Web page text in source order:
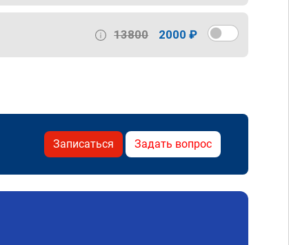
13800 2000 ₽
Записаться Задать вопрос